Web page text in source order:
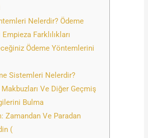
Nelerdir? Ödeme
Farklılıkları
Ödeme Yöntemlerini
Sistemleri Nelerdir?
Ve Diğer Geçmiş
Bulma
Zamandan Ve Paradan
(